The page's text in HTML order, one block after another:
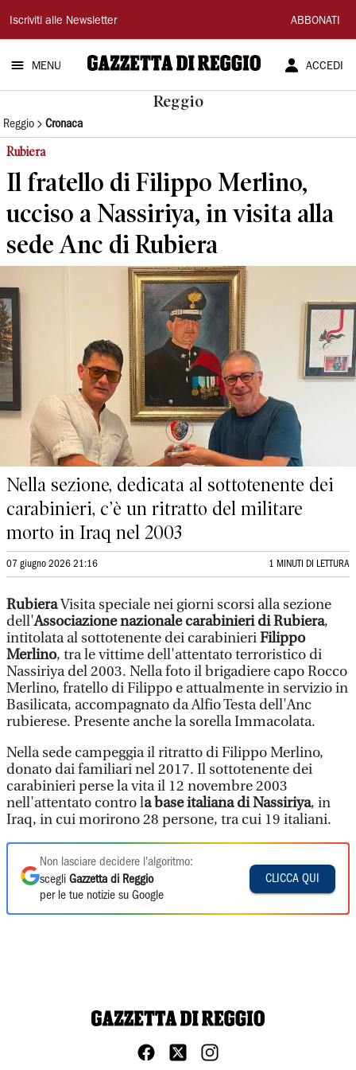
Gazzetta
di
Reggio
Iscriviti alle Newsletter ABBONATI
MENU ACCEDI
Reggio
Reggio Cronaca
Rubiera
Il fratello di Filippo Merlino,
ucciso a Nassiriya, in visita alla
sede Anc di Rubiera
Nella sezione, dedicata al sottotenente dei
carabinieri, c’è un ritratto del militare
morto in Iraq nel 2003
07 giugno 2026 21:16 1 MINUTI DI LETTURA
RubieraVisita speciale nei giorni scorsi alla sezione
dell'Associazione nazionale carabinieri di Rubiera,
intitolata al sottotenente dei carabinieriFilippo
Merlino, tra le vittime dell'attentato terroristico di
Nassiriya del 2003. Nella foto il brigadiere capo Rocco
Merlino, fratello di Filippo e attualmente in servizio in
Basilicata, accompagnato da Alfio Testa dell'Anc
rubierese. Presente anche la sorella Immacolata.
Nella sede campeggia il ritratto di Filippo Merlino,
donato dai familiari nel 2017. Il sottotenente dei
carabinieri perse la vita il 12 novembre 2003
nell'attentato contro la base italiana di Nassiriya, in
Iraq, in cui morirono 28 persone, tra cui 19 italiani.
Non lasciare decidere l'algoritmo:
scegli Gazzetta di Reggio
per le tue notizie su Google
CLICCA QUI